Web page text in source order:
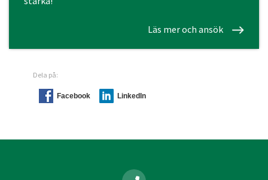
Läs mer och ansök
Dela på:
Facebook LinkedIn